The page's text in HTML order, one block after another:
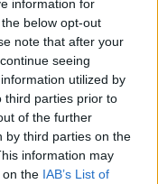
information for
below opt-out
note that after your
seeing
utilized by
third parties prior to
of the further
by third parties on the
information may
on the IAB’s List of